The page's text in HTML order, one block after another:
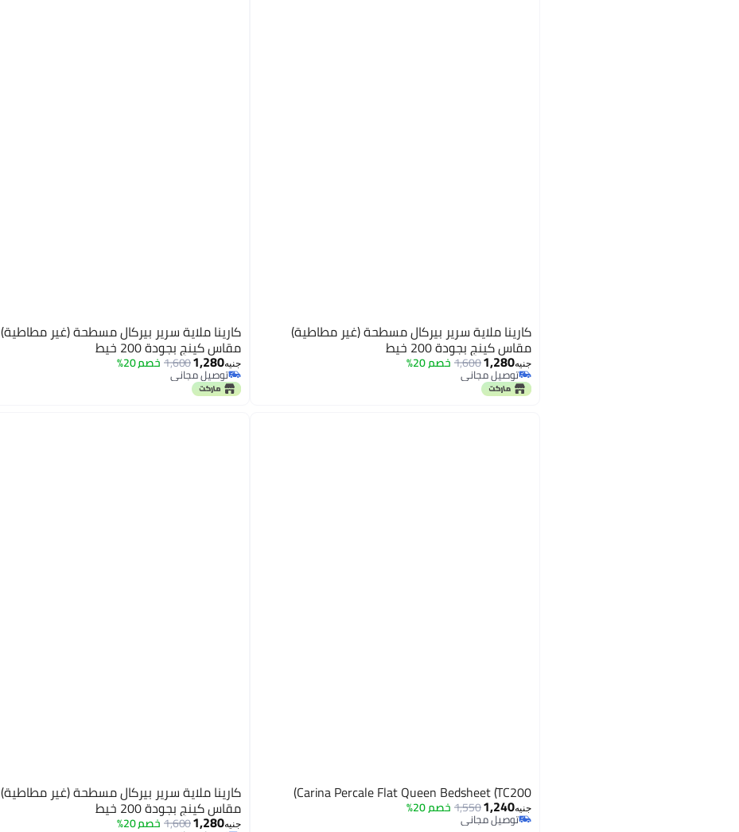
كارينا ملاية سرير بيركال مسطحة (غير مطاطية)
مقاس كينج بجودة 200 خيط
جنيه1,280
1,600خصم 20%
توصيل مجاني
توصيل مجاني
كارينا ملاية سرير بيركال مسطحة (غير مطاطية)
مقاس كينج بجودة 200 خيط
جنيه1,280
1,600خصم 20%
توصيل مجاني
توصيل مجاني
Carina Percale Flat Queen Bedsheet (TC200)
جنيه1,240
1,550خصم 20%
توصيل مجاني
كارينا ملاية سرير بيركال مسطحة (غير مطاطية)
مقاس كينج بجودة 200 خيط
جنيه1,280
1,600خصم 20%